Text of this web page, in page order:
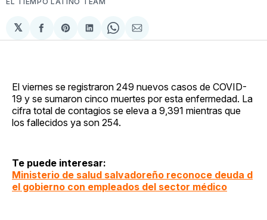
𝕏
Compartir
en
Share
on
Compartir
en
Share
on
Compartir
via
El viernes se registraron 249 nuevos casos de COVID-
19 y se sumaron cinco muertes por esta enfermedad. La
cifra total de contagios se eleva a 9,391 mientras que
los fallecidos ya son 254.
Te puede interesar:
Ministerio de salud salvadoreño reconoce deuda d
el gobierno con empleados del sector médico